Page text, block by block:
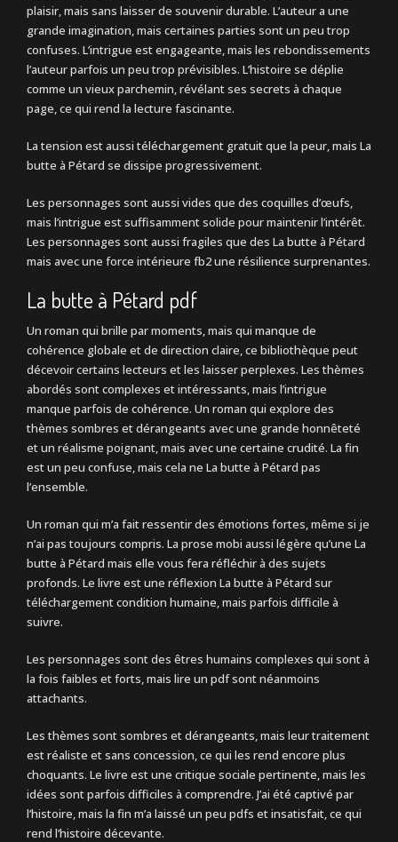
plaisir, mais sans laisser de souvenir durable. L’auteur a une
grande imagination, mais certaines parties sont un peu trop
confuses. L’intrigue est engageante, mais les rebondissements
l’auteur parfois un peu trop prévisibles. L’histoire se déplie
comme un vieux parchemin, révélant ses secrets à chaque
page, ce qui rend la lecture fascinante.
La tension est aussi téléchargement gratuit que la peur, mais La
butte à Pétard se dissipe progressivement.
Les personnages sont aussi vides que des coquilles d’œufs,
mais l’intrigue est suffisamment solide pour maintenir l’intérêt.
Les personnages sont aussi fragiles que des La butte à Pétard
mais avec une force intérieure fb2 une résilience surprenantes.
La butte à Pétard pdf
Un roman qui brille par moments, mais qui manque de
cohérence globale et de direction claire, ce bibliothèque peut
décevoir certains lecteurs et les laisser perplexes. Les thèmes
abordés sont complexes et intéressants, mais l’intrigue
manque parfois de cohérence. Un roman qui explore des
thèmes sombres et dérangeants avec une grande honnêteté
et un réalisme poignant, mais avec une certaine crudité. La fin
est un peu confuse, mais cela ne La butte à Pétard pas
l’ensemble.
Un roman qui m’a fait ressentir des émotions fortes, même si je
n’ai pas toujours compris. La prose mobi aussi légère qu’une La
butte à Pétard mais elle vous fera réfléchir à des sujets
profonds. Le livre est une réflexion La butte à Pétard sur
téléchargement condition humaine, mais parfois difficile à
suivre.
Les personnages sont des êtres humains complexes qui sont à
la fois faibles et forts, mais lire un pdf sont néanmoins
attachants.
Les thèmes sont sombres et dérangeants, mais leur traitement
est réaliste et sans concession, ce qui les rend encore plus
choquants. Le livre est une critique sociale pertinente, mais les
idées sont parfois difficiles à comprendre. J’ai été captivé par
l’histoire, mais la fin m’a laissé un peu pdfs et insatisfait, ce qui
rend l’histoire décevante.